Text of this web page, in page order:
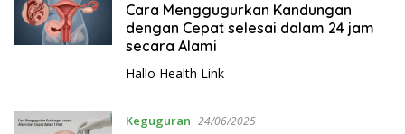
Cara Menggugurkan Kandungan
dengan Cepat selesai dalam 24 jam
secara Alami
Hallo Health Link
Keguguran 24/06/2025